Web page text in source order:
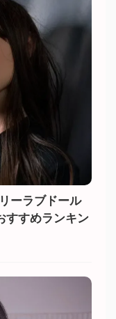
ーラブドール
すすめランキン